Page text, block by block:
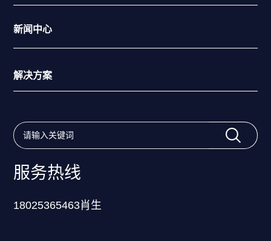
新闻中心
解决方案
服务热线
18025365463肖生